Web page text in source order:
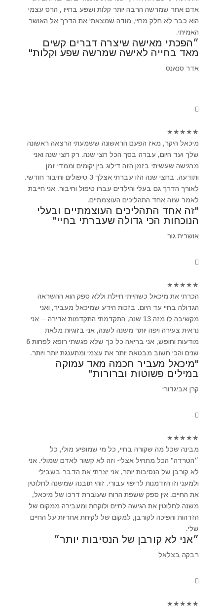
אדם אחר שמרשה הרבה יותר קלות ושפע בחייו , הרס עצמי
הוא כבר לא חלק מחיי, מודה שמצאתי את הדרך אל האושר
האמיתי.
״הפכתי מאישה שיצרה דברים קשים
מאד בחייה לאישה שמרשה שפע וקלות"
אדר סנאנס
★
★
★
★
★
מיכאל היקר, מאז הפעם הראשונה ששמעתי הרצאה ראשונה
שלך ועד היום, עברה בסך הכל חצי שנה. רק חצי שנה ואני
מרגישה שעשיתי בזמן הזה דילוג בין יקומים וממדי זמן
ותודעה. בחצי שנה הזו עברתי אצלך 3 טיפולים וחיבור חודשי.
לאורך הדרך גם בעלי והילדים עברו טיפול וחיבור. אני חייבת
לאמר שזה אחד התהליכים העוצמתיים.
"זה אחד התהליכים העוצמתיים ובעלי
הנוכחות הכי גדולה שעברתי בחיי"
אושרית גור
★
★
★
★
★
הכרתי את מיכאל כשהייתי חיילת וללא ספק הוא ההשראה
הגדולה בחיי עד היום. בזכות הידע שמיכאל מעביר, ואני
מקשיבה לו מזה 13 שנה, התקדמתי התקדמות אדירה ─ אני
נראית צעירה ויפה יותר משנה לשנה, אני בזוגיות מלאת
מודעות וחופש, אני בריאה כל כך שלא פגשתי רופא לפחות 6
שנים והכי חשוב מבטאת יותר את עצמי ומתענגת יותר ויותר.
"מיכאל מעביר חכמה מאד עמוקה
במילים פשוטות וברורות"
קרן אביגדורי
★
★
★
★
★
מבינה שכל מה שקורה בחיי, כל מי שמופיע מולי, כל
״הטרדה" הכל מתחיל אצלי- וזה לא קשור לאדם שמולי. אני
לא קורבן של הנסיבות יותר, אני יצרתי את הדבר בשבילי
ולמעני וזו הזדמנות לריפוי עבורי. זוהי תובנה שמשנה לחלוטין
את החיים. אין ספק ששפת הרוח שעוברת דרכו של מיכאל,
משנה לחלוטין את הגישה לחיים ולוקחת ומעבירה ממקום של
הזדהות והפיכה לקורבן, למקום של לקיחת אחריות על החיים
שלי.
״אני לא קורבן של הנסיבות יותר״
רבקה בצלאל
★
★
★
★
★